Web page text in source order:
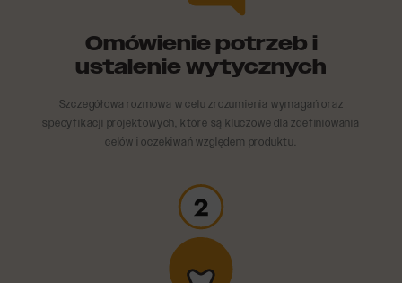
Omówienie potrzeb i
ustalenie wytycznych
Szczegółowa rozmowa w celu zrozumienia wymagań oraz
specyfikacji projektowych, które są kluczowe dla zdefiniowania
celów i oczekiwań względem produktu.